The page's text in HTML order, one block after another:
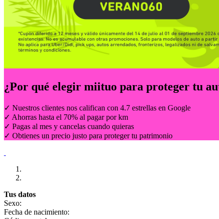
¿Por qué elegir miituo para proteger tu
✓ Nuestros clientes nos califican con 4.7 estrellas en Google
✓ Ahorras hasta el 70% al pagar por km
✓ Pagas al mes y cancelas cuando quieras
✓ Obtienes un precio justo para proteger tu patrimonio
Tus datos
Sexo:
Fecha de nacimiento: